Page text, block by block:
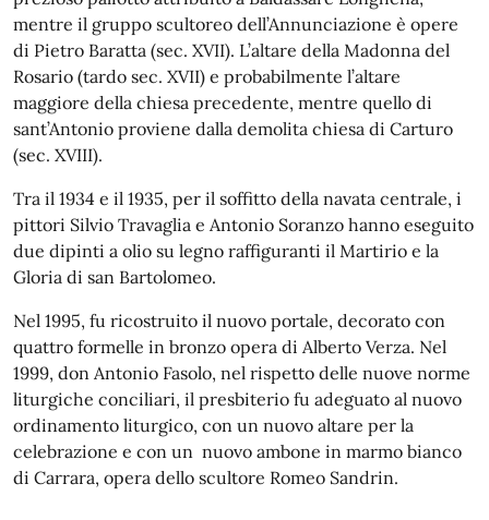
mentre il gruppo scultoreo dell’Annunciazione è opere
di Pietro Baratta (sec. XVII). L’altare della Madonna del
Rosario (tardo sec. XVII) e probabilmente l’altare
maggiore della chiesa precedente, mentre quello di
sant’Antonio proviene dalla demolita chiesa di Carturo
(sec. XVIII).
Tra il 1934 e il 1935, per il soffitto della navata centrale, i
pittori Silvio Travaglia e Antonio Soranzo hanno eseguito
due dipinti a olio su legno raffiguranti il Martirio e la
Gloria di san Bartolomeo.
Nel 1995, fu ricostruito il nuovo portale, decorato con
quattro formelle in bronzo opera di Alberto Verza. Nel
1999, don Antonio Fasolo, nel rispetto delle nuove norme
liturgiche conciliari, il presbiterio fu adeguato al nuovo
ordinamento liturgico, con un nuovo altare per la
celebrazione e con un nuovo ambone in marmo bianco
di Carrara, opera dello scultore Romeo Sandrin.